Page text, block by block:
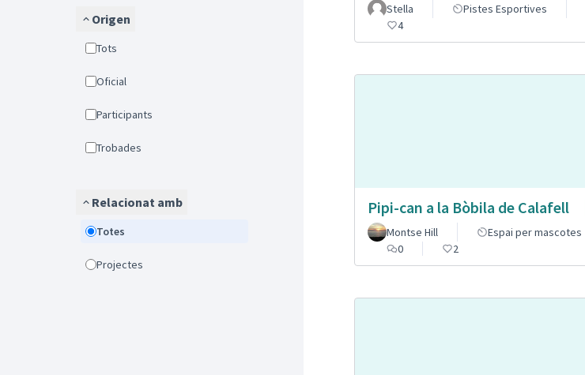
Origen
Tots
Oficial
Participants
Trobades
Relacionat amb
Totes
Projectes
Stella Pistes Esportives
4
Pipi-can a la Bòbila de Calafell
Montse Hill
Espai per mascotes
0
2